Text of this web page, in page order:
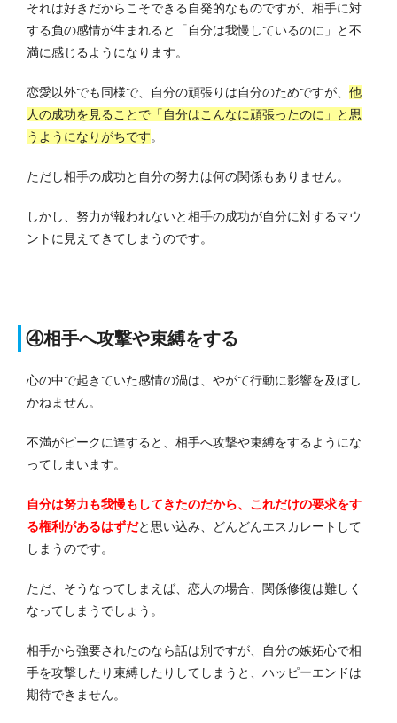
それは好きだからこそできる自発的なものですが、相手に対
する負の感情が生まれると「自分は我慢しているのに」と不
満に感じるようになります。
恋愛以外でも同様で、自分の頑張りは自分のためですが、 他
人の成功を見ることで「自分はこんなに頑張ったのに」と思
うようになりがちです。
ただし相手の成功と自分の努力は何の関係もありません。
しかし、努力が報われないと相手の成功が自分に対するマウ
ントに見えてきてしまうのです。
④相手へ攻撃や束縛をする
心の中で起きていた感情の渦は、やがて行動に影響を及ぼし
かねません。
不満がピークに達すると、相手へ攻撃や束縛をするようにな
ってしまいます。
自分は努力も我慢もしてきたのだから、これだけの要求をす
る権利があるはずだと思い込み、どんどんエスカレートして
しまうのです。
ただ、そうなってしまえば、恋人の場合、関係修復は難しく
なってしまうでしょう。
相手から強要されたのなら話は別ですが、自分の嫉妬心で相
手を攻撃したり束縛したりしてしまうと、ハッピーエンドは
期待できません。